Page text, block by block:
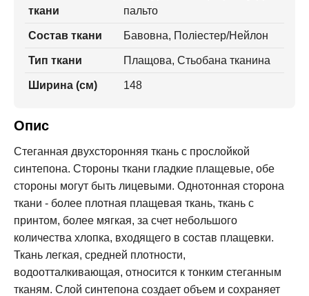
ткани
пальто
Состав ткани Бавовна, Поліестер/Нейлон
Тип ткани Плащова, Стьобана тканина
Ширина (см) 148
Опис
Стеганная двухсторонняя ткань с прослойкой
синтепона. Стороны ткани гладкие плащевые, обе
стороны могут быть лицевыми. Однотонная сторона
ткани - более плотная плащевая ткань, ткань с
принтом, более мягкая, за счет небольшого
количества хлопка, входящего в состав плащевки.
Ткань легкая, средней плотности,
водоотталкивающая, относится к тонким стеганным
тканям. Слой синтепона создает объем и сохраняет